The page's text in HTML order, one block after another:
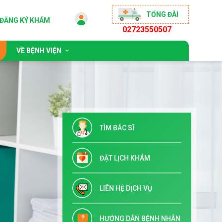
ĐĂNG KÝ KHÁM
TỔNG ĐÀI
02723550507
VỀ BỆNH VIỆN
Đội ngũ bác sĩ
Chỉ đạo tuyến & Đào tạo
Danh mục dịch vụ kỹ thuật
Tuyển dụng
TÌM BÁC SĨ
ĐẶT LỊCH KHÁM
LIÊN HỆ DỊCH VỤ
HƯỚNG DẪN BỆNH NHÂN